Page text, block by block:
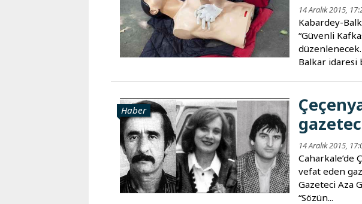
14 Aralık 2015,
Kabardey-
“Güvenli
Balkar idaresi
Haber
14 Aralık 2015,
Caharkale’de
vefat eden
Gazeteci Aza
“Sözün...